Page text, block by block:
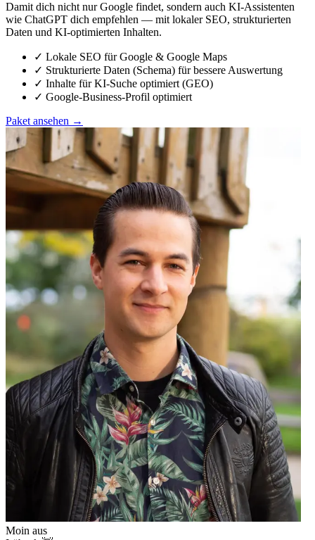
Damit dich nicht nur Google findet, sondern auch KI-Assistenten
wie ChatGPT dich empfehlen — mit lokaler SEO, strukturierten
Daten und KI-optimierten Inhalten.
✓ Lokale SEO für Google & Google Maps
✓ Strukturierte Daten (Schema) für bessere Auswertung
✓ Inhalte für KI-Suche optimiert (GEO)
✓ Google-Business-Profil optimiert
Paket ansehen →
Moin aus